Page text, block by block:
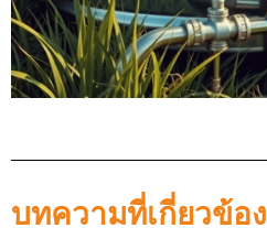
บทความที่เกี่ยวข้อง